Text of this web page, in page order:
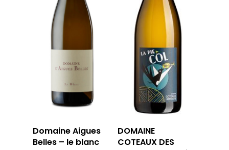
Domaine Aigues
Belles – le blanc
DOMAINE
COTEAUX DES